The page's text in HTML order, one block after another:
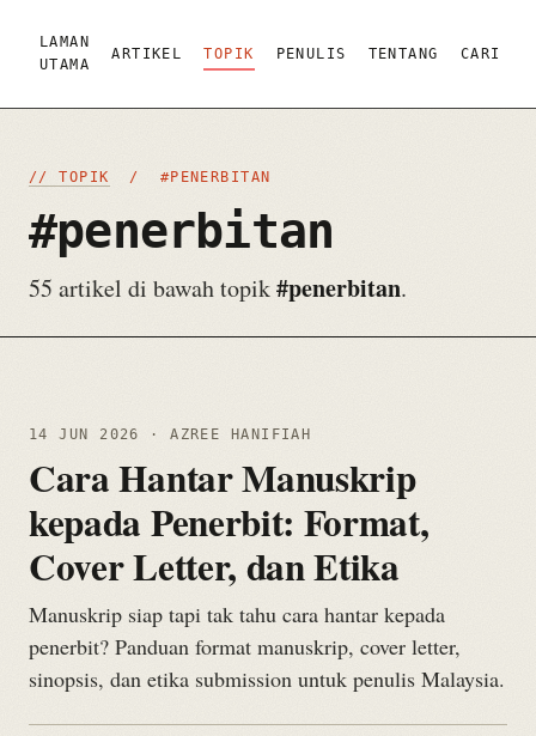
LAMAN
UTAMA
ARTIKEL TOPIK PENULIS TENTANG CARI
// TOPIK / #PENERBITAN
#penerbitan
55 artikel di bawah topik#penerbitan.
14 JUN 2026 · AZREE HANIFIAH
Cara Hantar Manuskrip
kepada Penerbit: Format,
Cover Letter, dan Etika
Manuskrip siap tapi tak tahu cara hantar kepada
penerbit? Panduan format manuskrip, cover letter,
sinopsis, dan etika submission untuk penulis Malaysia.